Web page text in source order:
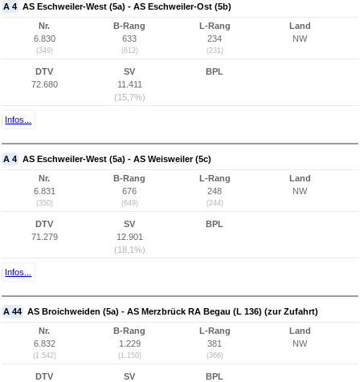
A 4 AS Eschweiler-West (5a) - AS Eschweiler-Ost (5b)
Nr.
6.830
(349)
B-Rang
633
(612)
L-Rang
234
(231)
Land
NW
DTV
72.680
SV
11.411
(15,7%)
BPL
Infos...
A 4 AS Eschweiler-West (5a) - AS Weisweiler (5c)
Nr.
6.831
(350)
B-Rang
676
(649)
L-Rang
248
(244)
Land
NW
DTV
71.279
SV
12.901
(18,1%)
BPL
Infos...
A 44 AS Broichweiden (5a) - AS Merzbrück RA Begau (L 136) (zur Zufahrt)
Nr.
6.832
(1.542)
B-Rang
1.229
(1.150)
L-Rang
381
(366)
Land
NW
DTV
SV
BPL